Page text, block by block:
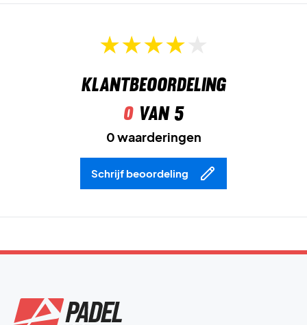
Klantbeoordeling
0van 5
0 waarderingen
Schrijf beoordeling